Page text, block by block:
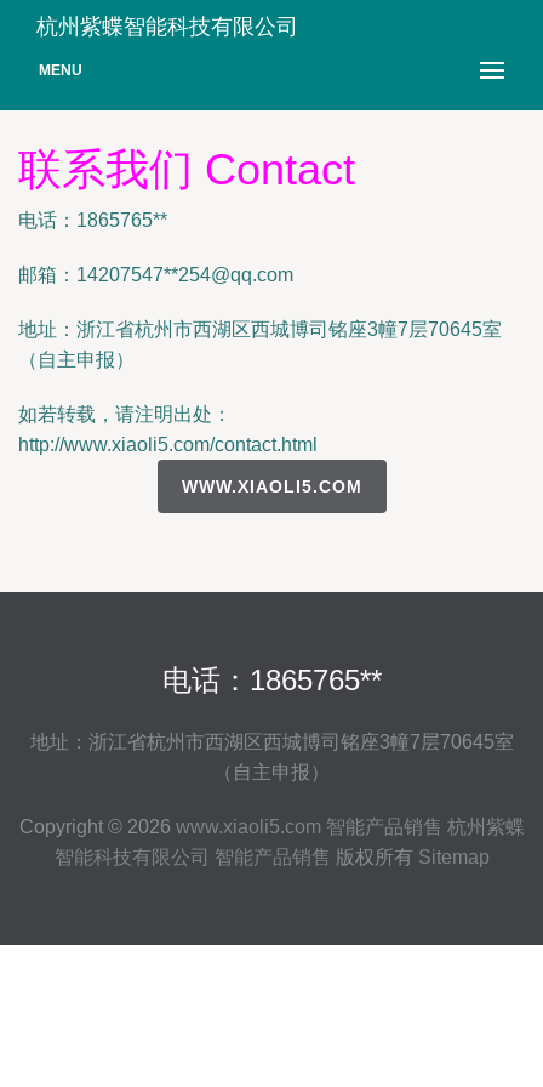
杭州紫蝶智能科技有限公司
MENU
联系我们 Contact
电话：1865765**
邮箱：14207547**254@qq.com
地址：浙江省杭州市西湖区西城博司铭座3幢7层70645室
（自主申报）
如若转载，请注明出处：
http://www.xiaoli5.com/contact.html
WWW.XIAOLI5.COM
电话：1865765**
地址：浙江省杭州市西湖区西城博司铭座3幢7层70645室
（自主申报）
Copyright © 2026 www.xiaoli5.com 智能产品销售 杭州紫蝶
智能科技有限公司 智能产品销售 版权所有 Sitemap